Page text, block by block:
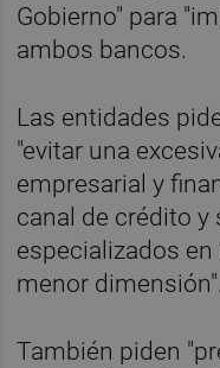
Gobierno" para
ambos bancos.
Las entidades
"evitar una
empresarial y
canal de crédito
especializados
menor dimensión".
También piden